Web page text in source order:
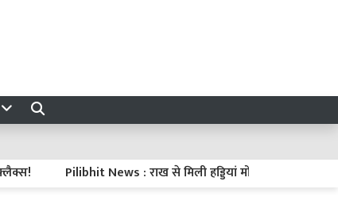
Pilibhit News : राख से मिली हड्डियां मोहनदेई की हैं या नहीं,